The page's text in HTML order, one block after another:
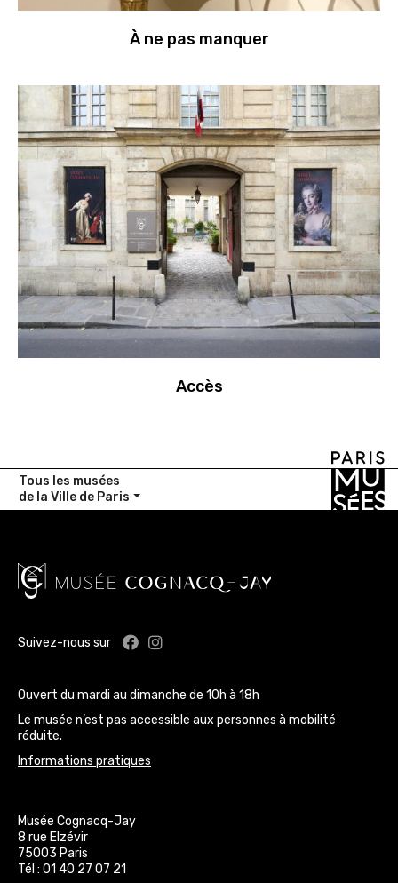
À ne pas manquer
Accès
Tous les musées
de la Ville de Paris
Suivez-nous sur Facebook : Musée Cognacq-Jay
Instagram : Musée Cognacq-
Ouvert du mardi au dimanche de 10h à 18h
Le musée n’est pas accessible aux personnes à mobilité
réduite.
Informations pratiques
Musée Cognacq-Jay
8 rue Elzévir
75003 Paris
Tél : 01 40 27 07 21